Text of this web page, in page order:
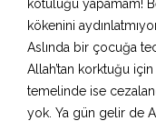
kötülüğü yapamam!
kökenini
Aslında bir çocuğa
Allah’tan korktuğu
temelinde ise
yok. Ya gün gelir de